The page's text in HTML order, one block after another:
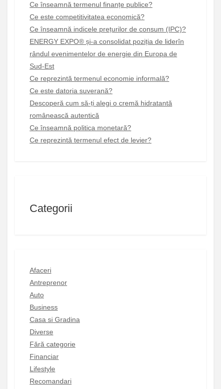
Ce înseamnă termenul finanțe publice?
Ce este competitivitatea economică?
Ce înseamnă indicele prețurilor de consum (IPC)?
ENERGY EXPO® și-a consolidat poziția de liderîn
rândul evenimentelor de energie din Europa de
Sud-Est
Ce reprezintă termenul economie informală?
Ce este datoria suverană?
Descoperă cum să-ți alegi o cremă hidratantă
românească autentică
Ce înseamnă politica monetară?
Ce reprezintă termenul efect de levier?
Categorii
Afaceri
Antreprenor
Auto
Business
Casa si Gradina
Diverse
Fără categorie
Financiar
Lifestyle
Recomandari